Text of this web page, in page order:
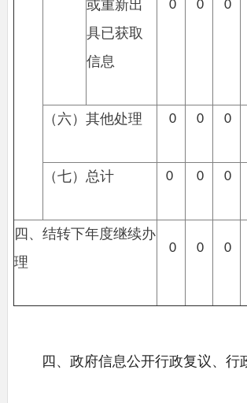
或重新出
具已获取
信息
0 0 0
（六）其他处理 0 0 0
（七）总计 0 0 0
四、结转下年度继续办
理
0 0 0
四、政府信息公开行政复议、行